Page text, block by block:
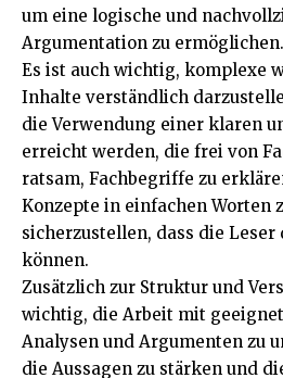
um eine logische und
Argumentation zu ermöglichen.
Es ist auch wichtig, komplexe
Inhalte verständlich
die Verwendung einer klaren
erreicht werden, die frei von
ratsam, Fachbegriffe zu
Konzepte in einfachen Worten
sicherzustellen, dass die
können.
Zusätzlich zur Struktur und
wichtig, die Arbeit mit
Analysen und Argumenten zu
die Aussagen zu stärken und